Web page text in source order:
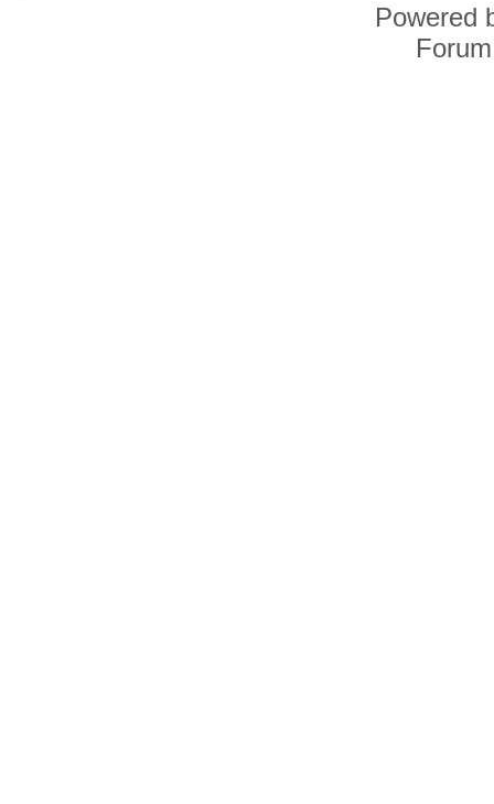
Powered